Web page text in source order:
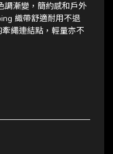
調漸變，簡約感和戶外
織帶舒適耐用不退
繩連結點，輕量亦不